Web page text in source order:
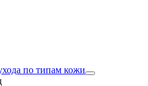
по типам кожи